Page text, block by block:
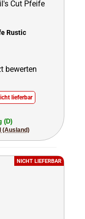
Rustic
lieferbar
(D)
(Ausland)
NICHT LIEFERBAR